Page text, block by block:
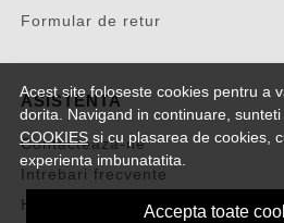
Acest site foloseste cookies pentru a
dorita. Navigand in continuare,
COOKIES si cu plasarea de cookies,
experienta imbunatatita.
Accepta toate
Formular de retur
ASISTENTA
Contacteaza-ne
Intrebari frecvente
Harta site